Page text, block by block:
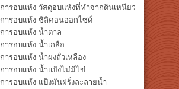
การอบแห้ง วัสดุอบแห้งที่ทำจากดินเหนียว
การอบแห้ง ซิลิคอนออกไซด์
การอบแห้ง น้ำตาล
การอบแห้ง น้ำเกลือ
การอบแห้ง น้ำผงถั่วเหลือง
การอบแห้ง น้ำแป้งไม่มีไข่
การอบแห้ง แป้งมันฝรั่งละลายน้ำ